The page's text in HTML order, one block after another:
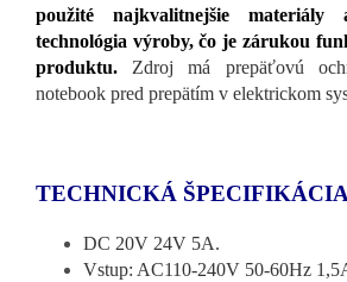
použité najkvalitnejšie materiály
technológia výroby, čo je zárukou
produktu. Zdroj má prepäťovú
notebook pred prepätím v elektrickom
TECHNICKÁ ŠPECIFIKÁCIA
DC 20V 24V 5A.
Vstup: AC110-240V 50-60Hz